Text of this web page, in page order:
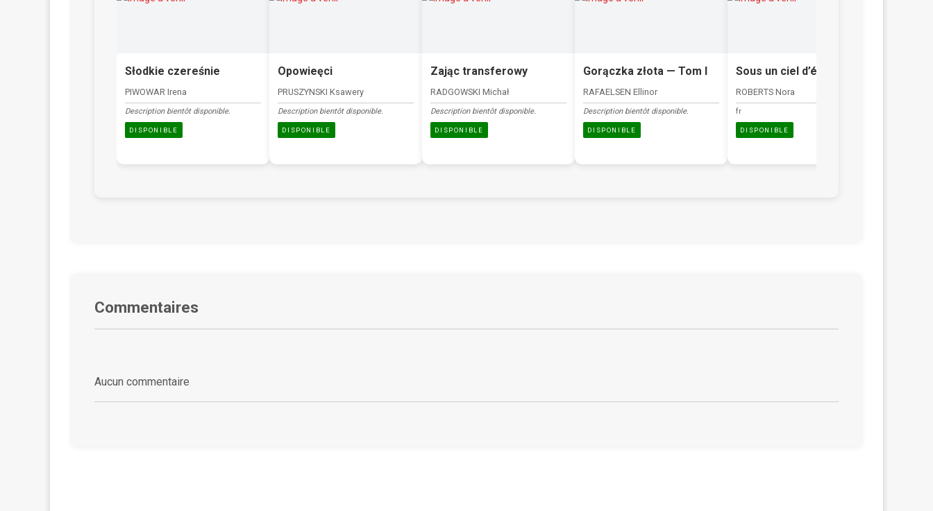
Słodkie czereśnie
PIWOWAR Irena
Description bientôt disponible.
DISPONIBLE
Opowieęci
PRUSZYNSKI Ksawery
Description bientôt disponible.
DISPONIBLE
Zając transferowy
RADGOWSKI Michał
Description bientôt disponible.
DISPONIBLE
Gorączka złota — Tom I
RAFAELSEN Ellinor
Description bientôt disponible.
DISPONIBLE
Sous un ciel d’été
ROBERTS Nora
fr
DISPONIBLE
Commentaires
Aucun commentaire